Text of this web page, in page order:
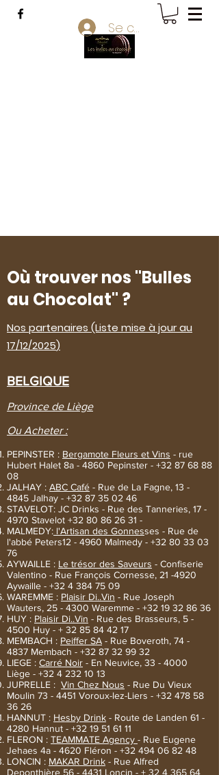
Se connecter
Où trouver nos "Bulles
au Chocolat" ?
Nos partenaires (Liste mise à jour au
17/12/2025)
BELGIQUE
Province de Liège
Ou Acheter :
PEPINSTER : Bergamote Fleurs et Vins - rue
Hubert Halet 8a - 4860 Pepinster - +32 87 68 88
08
JALHAY : ABC Café - Rue de La Fagne, 13 -
4845 Jalhay - +32 87 35 02 46
STAVELOT: JC Drinks - Rue des Tanneries, 17 -
4970 Stavelot +32 80 86 26 31 -
MALMEDY: l'Artisan des Gonnesses - Rue de
l'abbé Peters12 - 4960 Malmedy - +32 80 33 03
76
AYWAILLE : Le trésor des Saveurs - Confiserie
Valentino - Rue François Cornesse, 21 -4920
Aywaille - +32 4 384 75 09
WAREMME : Plaisir Di..Vin - Rue Joseph
Wauters, 25 - 4300 Waremme - +32 19 32 86 36
HUY : Plaisir Di..Vin - Rue des Brasseurs, 5 -
4500 Huy - + 32 85 84 42 17
MEMBACH : Peiffer SA - Rue Boveroth, 74 -
4837 Membach - +32 87 32 99 32
LIEGE : Carré Noir - En Neuvice, 33 - 4000
Liège - +32 4 232 10 13
JUPRELLE : Vin Chez Nous - Rue Du Vieux
Moulin 73 - 4451 Voroux-lez-Liers - +32 478 58
36 26
HANNUT : Hesby Drink - Route de Landen 61 -
4280 Hannut - +32 19 51 61 11
FLERON : TEAMMATE Agency - Rue Eugene
Jehaes 4a - 4620 Fléron - +32 494 06 82 48
LONCIN : MAKAR Drink - Rue Alfred
Deponthière 56 - 4431 Loncin - + 32 4 365 64